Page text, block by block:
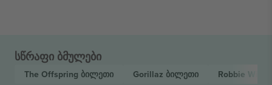
სწრაფი ბმულები
The Offspring ბილეთი Gorillaz ბილეთი Robbie